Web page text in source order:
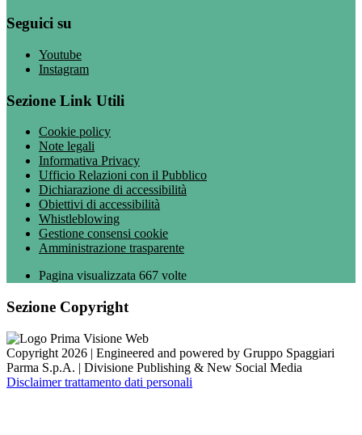
Seguici su
Youtube
Instagram
Sezione Link Utili
Cookie policy
Note legali
Informativa Privacy
Ufficio Relazioni con il Pubblico
Dichiarazione di accessibilità
Obiettivi di accessibilità
Whistleblowing
Gestione consensi cookie
Amministrazione trasparente
Pagina visualizzata 667 volte
Sezione Copyright
Copyright 2026 | Engineered and powered by Gruppo Spaggiari
Parma S.p.A. | Divisione Publishing & New Social Media
Disclaimer trattamento dati personali